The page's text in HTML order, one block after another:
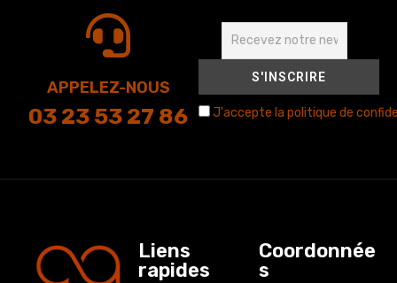
APPELEZ-NOUS
03 23 53 27 86 J'accepte la politique de
Liens
rapides
Coordonnée
s